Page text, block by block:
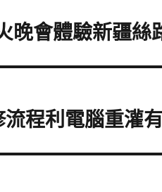
晚會體驗新疆絲
程利電腦重灌